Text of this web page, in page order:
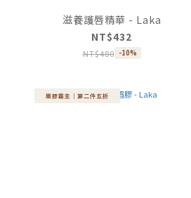
滋養護唇精華 - Laka
NT$432
NT$480 -10%
眉膠霸主｜第二件五折